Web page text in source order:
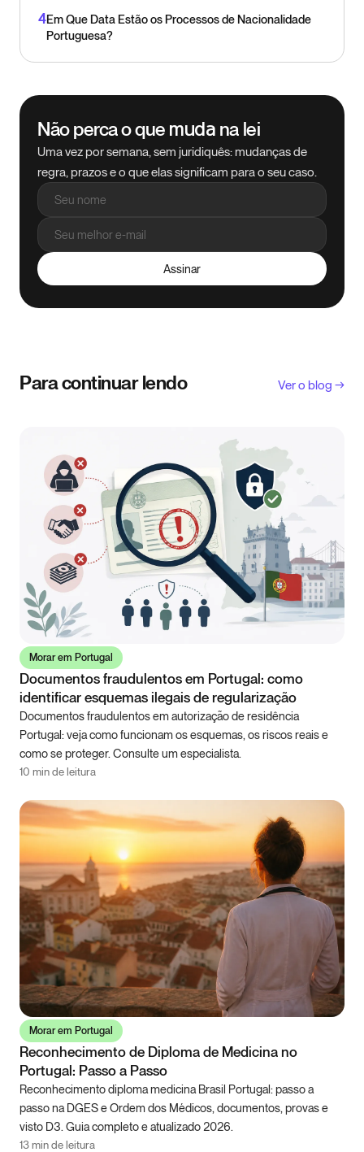
4Em Que Data Estão os Processos de Nacionalidade
Portuguesa?
Não perca o que muda na lei
Uma vez por semana, sem juridiquês: mudanças de
regra, prazos e o que elas significam para o seu caso.
Assinar
Para continuar lendo Ver o blog →
Morar em Portugal
Documentos fraudulentos em Portugal: como
identificar esquemas ilegais de regularização
Documentos fraudulentos em autorização de residência
Portugal: veja como funcionam os esquemas, os riscos reais e
como se proteger. Consulte um especialista.
10 min de leitura
Morar em Portugal
Reconhecimento de Diploma de Medicina no
Portugal: Passo a Passo
Reconhecimento diploma medicina Brasil Portugal: passo a
passo na DGES e Ordem dos Médicos, documentos, provas e
visto D3. Guia completo e atualizado 2026.
13 min de leitura